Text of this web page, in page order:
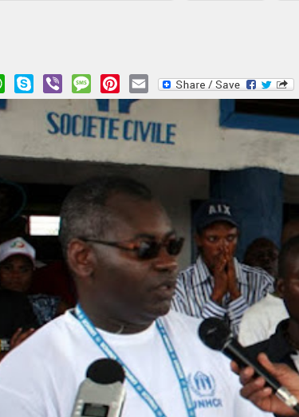
WhatsApp
Skype Viber MessagePinterest
Email